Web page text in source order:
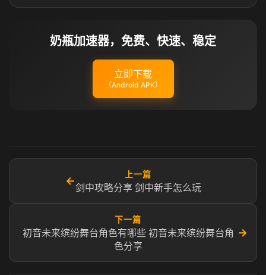
奶瓶加速器，免费、快速、稳定
立即下载
（Android APK）
←
上一篇
剑中攻略分享 剑中新手怎么玩
下一篇
初音未来缤纷舞台角色有哪些 初音未来缤纷舞台角
色分享
→